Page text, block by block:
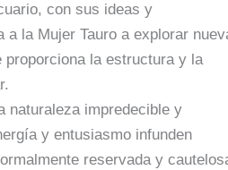
con sus ideas y
la Mujer Tauro a explorar
la estructura y la
naturaleza impredecible y
y entusiasmo infunden
reservada y